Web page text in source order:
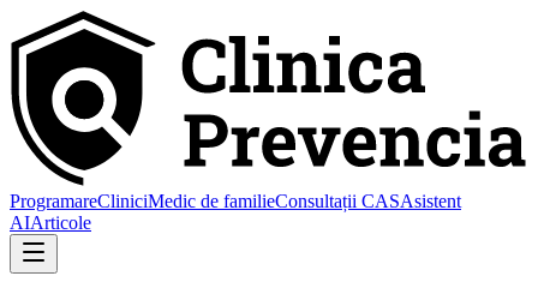
ProgramareCliniciMedic de familieConsultații CASAsistent
AIArticole